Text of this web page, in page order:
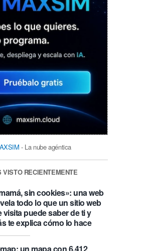
- La nube agéntica
VISTO RECIENTEMENTE
sin cookies»: una web
todo lo que un sitio web
visita puede saber de ti y
te explica cómo lo hace
un mapa con 6.412